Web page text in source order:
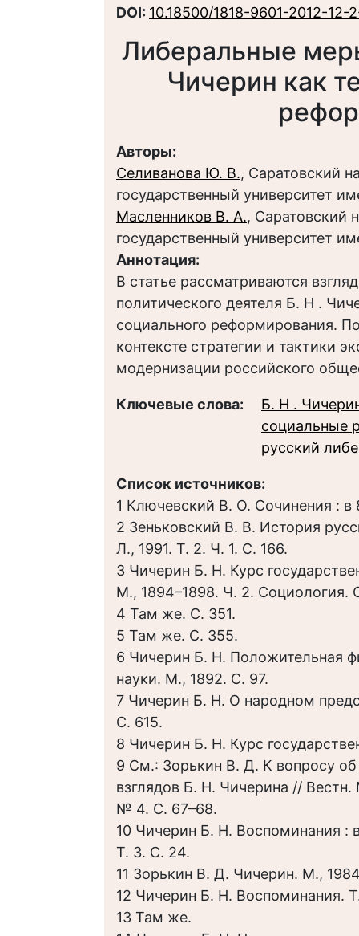
DOI: 10.18500/1818-9601-2012-12-
Либеральные
Чичерин как
Авторы:
Селиванова Ю. В., Саратовский
государственный университет
Масленников В. А., Саратовский
государственный университет
Аннотация:
В статье рассматриваются
политического деятеля Б. Н .
социального реформирования.
контексте стратегии и тактики
модернизации российского
Ключевые слова:
Б. Н .
социальные
русский
Список источников:
1 Ключевский В. О. Сочинения :
2 Зеньковский В. В. История
Л., 1991. Т. 2. Ч. 1. С. 166.
3 Чичерин Б. Н. Курс
М., 1894–1898. Ч. 2. Социология.
4 Там же. С. 351.
5 Там же. С. 355.
6 Чичерин Б. Н. Положительная
науки. М., 1892. С. 97.
7 Чичерин Б. Н. О народном
С. 615.
8 Чичерин Б. Н. Курс
9 См.: Зорькин В. Д. К вопросу об
взглядов Б. Н. Чичерина // Вестн.
№ 4. С. 67–68.
10 Чичерин Б. Н. Воспоминания :
Т. 3. С. 24.
11 Зорькин В. Д. Чичерин. М.,
12 Чичерин Б. Н. Воспоминания.
13 Там же.